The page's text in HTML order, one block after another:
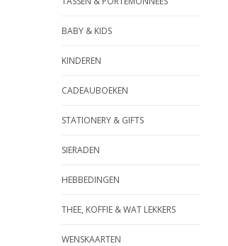
BABY & KIDS
KINDEREN
CADEAUBOEKEN
STATIONERY & GIFTS
SIERADEN
HEBBEDINGEN
THEE, KOFFIE & WAT LEKKERS
WENSKAARTEN